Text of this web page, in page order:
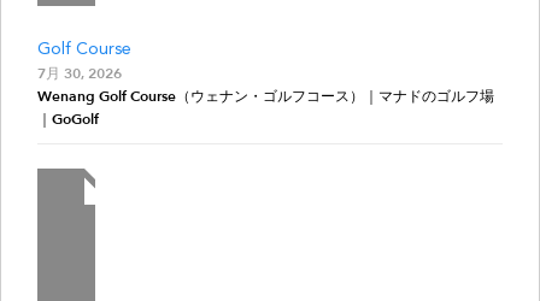
Golf Course
7月 30, 2026
Wenang Golf Course（ウェナン・ゴルフコース）｜マナドのゴルフ場
｜GoGolf